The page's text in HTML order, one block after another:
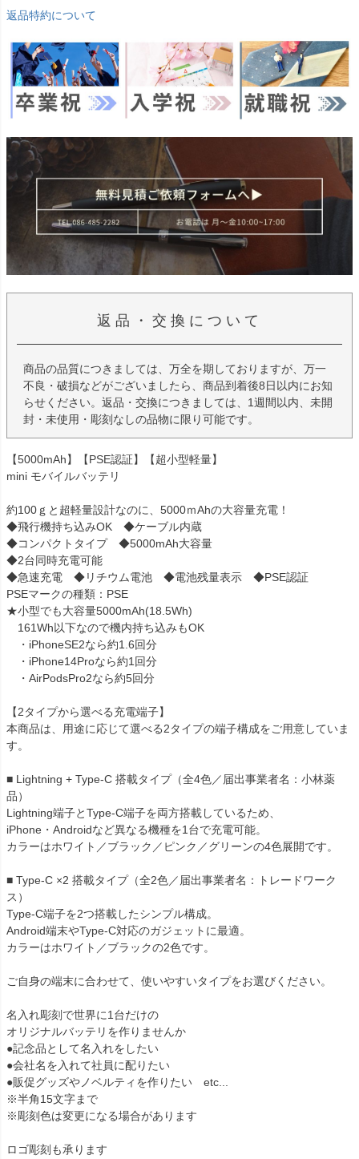
返品特約について
返品・交換について
商品の品質につきましては、万全を期しておりますが、万一
不良・破損などがございましたら、商品到着後8日以内にお知
らせください。返品・交換につきましては、1週間以内、未開
封・未使用・彫刻なしの品物に限り可能です。
【5000mAh】【PSE認証】【超小型軽量】
mini モバイルバッテリ
約100ｇと超軽量設計なのに、5000ｍAhの大容量充電！
◆飛行機持ち込みOK ◆ケーブル内蔵
◆コンパクトタイプ ◆5000mAh大容量
◆2台同時充電可能
◆急速充電 ◆リチウム電池 ◆電池残量表示 ◆PSE認証
PSEマークの種類：PSE
★小型でも大容量5000mAh(18.5Wh)
161Wh以下なので機内持ち込みもOK
・iPhoneSE2なら約1.6回分
・iPhone14Proなら約1回分
・AirPodsPro2なら約5回分
【2タイプから選べる充電端子】
本商品は、用途に応じて選べる2タイプの端子構成をご用意していま
す。
■ Lightning + Type-C 搭載タイプ（全4色／届出事業者名：小林薬
品）
Lightning端子とType-C端子を両方搭載しているため、
iPhone・Androidなど異なる機種を1台で充電可能。
カラーはホワイト／ブラック／ピンク／グリーンの4色展開です。
■ Type-C ×2 搭載タイプ（全2色／届出事業者名：トレードワーク
ス）
Type-C端子を2つ搭載したシンプル構成。
Android端末やType-C対応のガジェットに最適。
カラーはホワイト／ブラックの2色です。
ご自身の端末に合わせて、使いやすいタイプをお選びください。
名入れ彫刻で世界に1台だけの
オリジナルバッテリを作りませんか
●記念品として名入れをしたい
●会社名を入れて社員に配りたい
●販促グッズやノベルティを作りたい etc...
※半角15文字まで
※彫刻色は変更になる場合があります
ロゴ彫刻も承ります